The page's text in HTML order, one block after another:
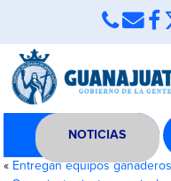
NOTICIAS
« Entregan equipos